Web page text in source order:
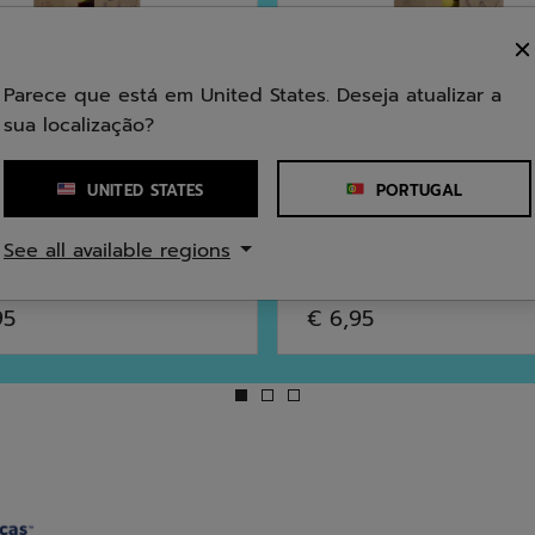
X3
Ténis
Soft Foam X3
0.0
em
5
estrelas.
€ 6,95
Parece que está em United States. Deseja atualizar a
sua localização?
UNITED STATES PORTUGAL
See all available regions